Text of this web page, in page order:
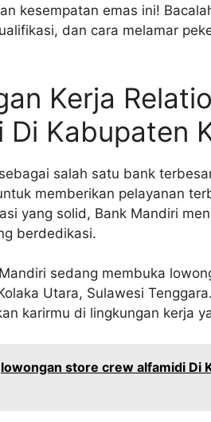
kesempatan emas ini!
dan cara melamar
Kerja
Di Kabupaten
salah satu bank
memberikan pelayanan
yang solid, Bank Mandiri
berdedikasi.
sedang membuka
Utara, Sulawesi
karirmu di lingkungan kerja
lowongan store crew alfamidi Di